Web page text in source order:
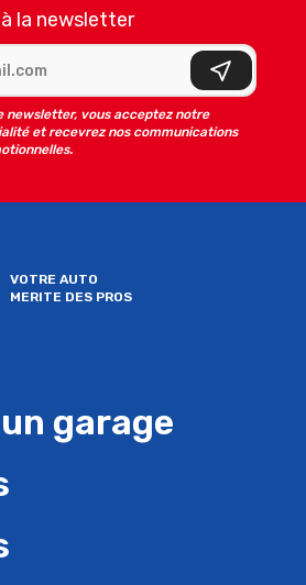
VOTRE AUTO
MERITE DES PROS
garage
la newsletter
S'inscrire
newsletter, vous acceptez notre
et recevrez nos communications